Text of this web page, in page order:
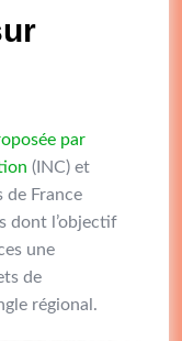
par
(INC) et
de France
dont l’objectif
une
de
régional.